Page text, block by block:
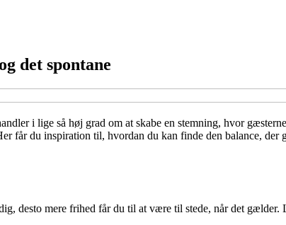
det spontane
i lige så høj grad om at skabe en stemning, hvor
får du inspiration til, hvordan du kan finde den balance, der
desto mere frihed får du til at være til stede, når det gælder.